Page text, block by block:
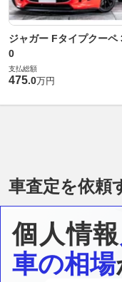
ジャガー Fタイプクーペ
0
支払総額
475.0万円
車査定を依頼
個人情報
車の相場